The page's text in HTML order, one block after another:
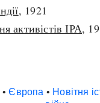
, 1921
активістів ІРА,
•Європа • Новітня